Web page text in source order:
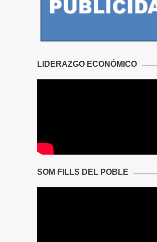
LIDERAZGO ECONÓMICO
SOM FILLS DEL POBLE